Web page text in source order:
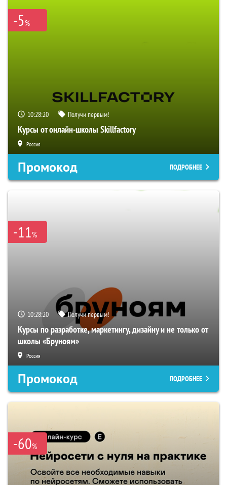
-5%
10:28:19 Получи первым!
Курсы от онлайн-школы Skillfactory
Россия
Промокод ПОДРОБНЕЕ
-11%
10:28:19 Получи первым!
Курсы по разработке, маркетингу, дизайну и не только от
школы «Бруноям»
Россия
Промокод ПОДРОБНЕЕ
-60%